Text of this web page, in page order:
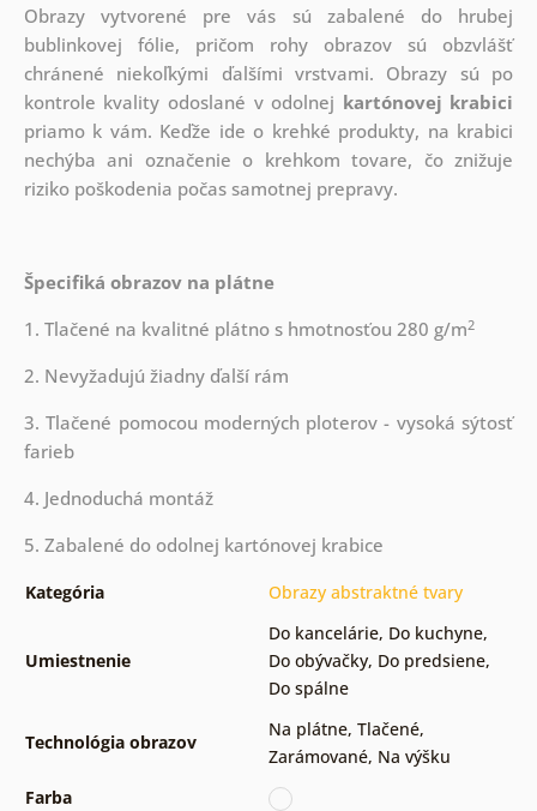
Obrazy vytvorené pre vás sú zabalené do hrubej
bublinkovej fólie, pričom rohy obrazov sú obzvlášť
chránené niekoľkými ďalšími vrstvami. Obrazy sú po
kontrole kvality odoslané v odolnej kartónovej krabici
priamo k vám. Keďže ide o krehké produkty, na krabici
nechýba ani označenie o krehkom tovare, čo znižuje
riziko poškodenia počas samotnej prepravy.
Špecifiká obrazov na plátne
1. Tlačené na kvalitné plátno s hmotnosťou 280 g/m2
2. Nevyžadujú žiadny ďalší rám
3. Tlačené pomocou moderných ploterov - vysoká sýtosť
farieb
4. Jednoduchá montáž
5. Zabalené do odolnej kartónovej krabice
Kategória Obrazy abstraktné tvary
Umiestnenie
Do kancelárie, Do kuchyne,
Do obývačky, Do predsiene,
Do spálne
Technológia obrazov
Na plátne, Tlačené,
Zarámované, Na výšku
Farba